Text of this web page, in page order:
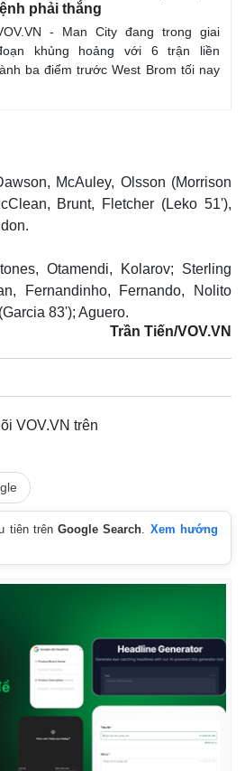
Thị trường
lệnh phải thắng
- Man City đang trong giai
khủng hoảng với 6 trận liền
ba điểm trước West Brom tối nay
McAuley, Olsson (Morrison
Brunt, Fletcher (Leko 51'),
Otamendi, Kolarov; Sterling
Fernandinho, Fernando, Nolito
83'); Aguero.
Trần Tiến/VOV.VN
VOV.VN trên
tiên trênGoogle Search. Xem hướng